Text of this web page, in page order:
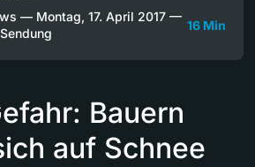
— Montag, 17. April 2017 —
16 Min
Bauern
auf Schnee